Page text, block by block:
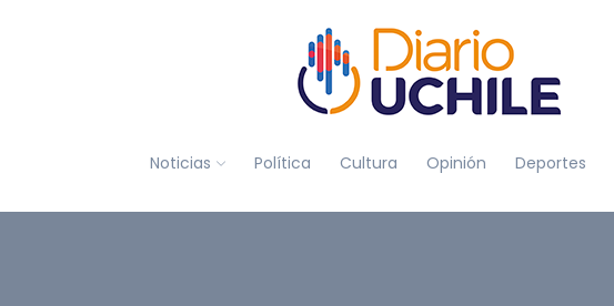
Noticias Política Cultura Opinión Deportes